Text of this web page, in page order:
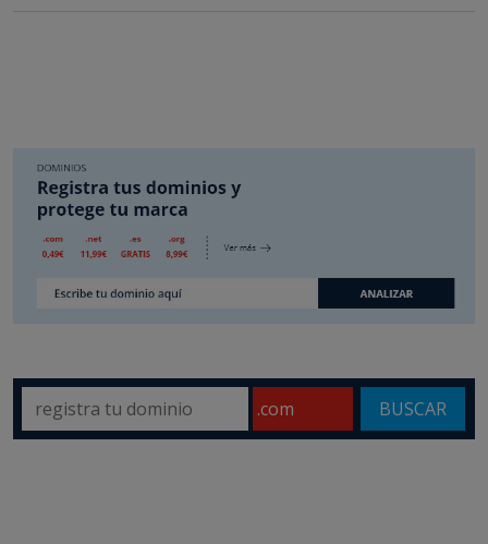
BUSCAR